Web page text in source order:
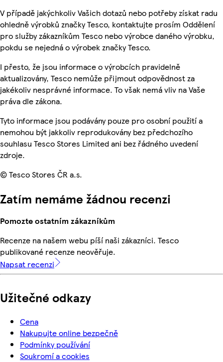
V případě jakýchkoliv Vašich dotazů nebo potřeby získat radu
ohledně výrobků značky Tesco, kontaktujte prosím Oddělení
pro služby zákazníkům Tesco nebo výrobce daného výrobku,
pokdu se nejedná o výrobek značky Tesco.
I přesto, že jsou informace o výrobcích pravidelně
aktualizovány, Tesco nemůže přijmout odpovědnost za
jakékoliv nesprávné informace. To však nemá vliv na Vaše
práva dle zákona.
Tyto informace jsou podávány pouze pro osobní použití a
nemohou být jakkoliv reprodukovány bez předchozího
souhlasu Tesco Stores Limited ani bez řádného uvedení
zdroje.
© Tesco Stores ČR a.s.
Zatím nemáme žádnou recenzi
Pomozte ostatním zákazníkům
Recenze na našem webu píší naši zákazníci. Tesco
publikované recenze neověřuje.
Napsat recenzi
Užitečné odkazy
Cena
Nakupujte online bezpečně
Podmínky používání
Soukromí a cookies